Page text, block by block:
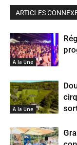
ARTICLES
A la Une
A la Une